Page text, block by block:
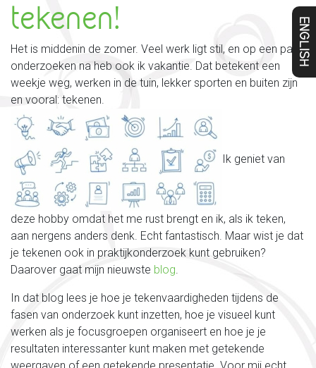
ENGLISH
tekenen!
Het is middenin de zomer. Veel werk ligt stil, en op een paar
onderzoeken na heb ook ik vakantie. Dat betekent een
weekje weg, werken in de tuin, lekker sporten en buiten zijn
en vooral: tekenen.
Ik geniet van
deze hobby omdat het me rust brengt en ik, als ik teken,
aan nergens anders denk. Echt fantastisch. Maar wist je dat
je tekenen ook in praktijkonderzoek kunt gebruiken?
Daarover gaat mijn nieuwste blog.
In dat blog lees je hoe je tekenvaardigheden tijdens de
fasen van onderzoek kunt inzetten, hoe je visueel kunt
werken als je focusgroepen organiseert en hoe je je
resultaten interessanter kunt maken met getekende